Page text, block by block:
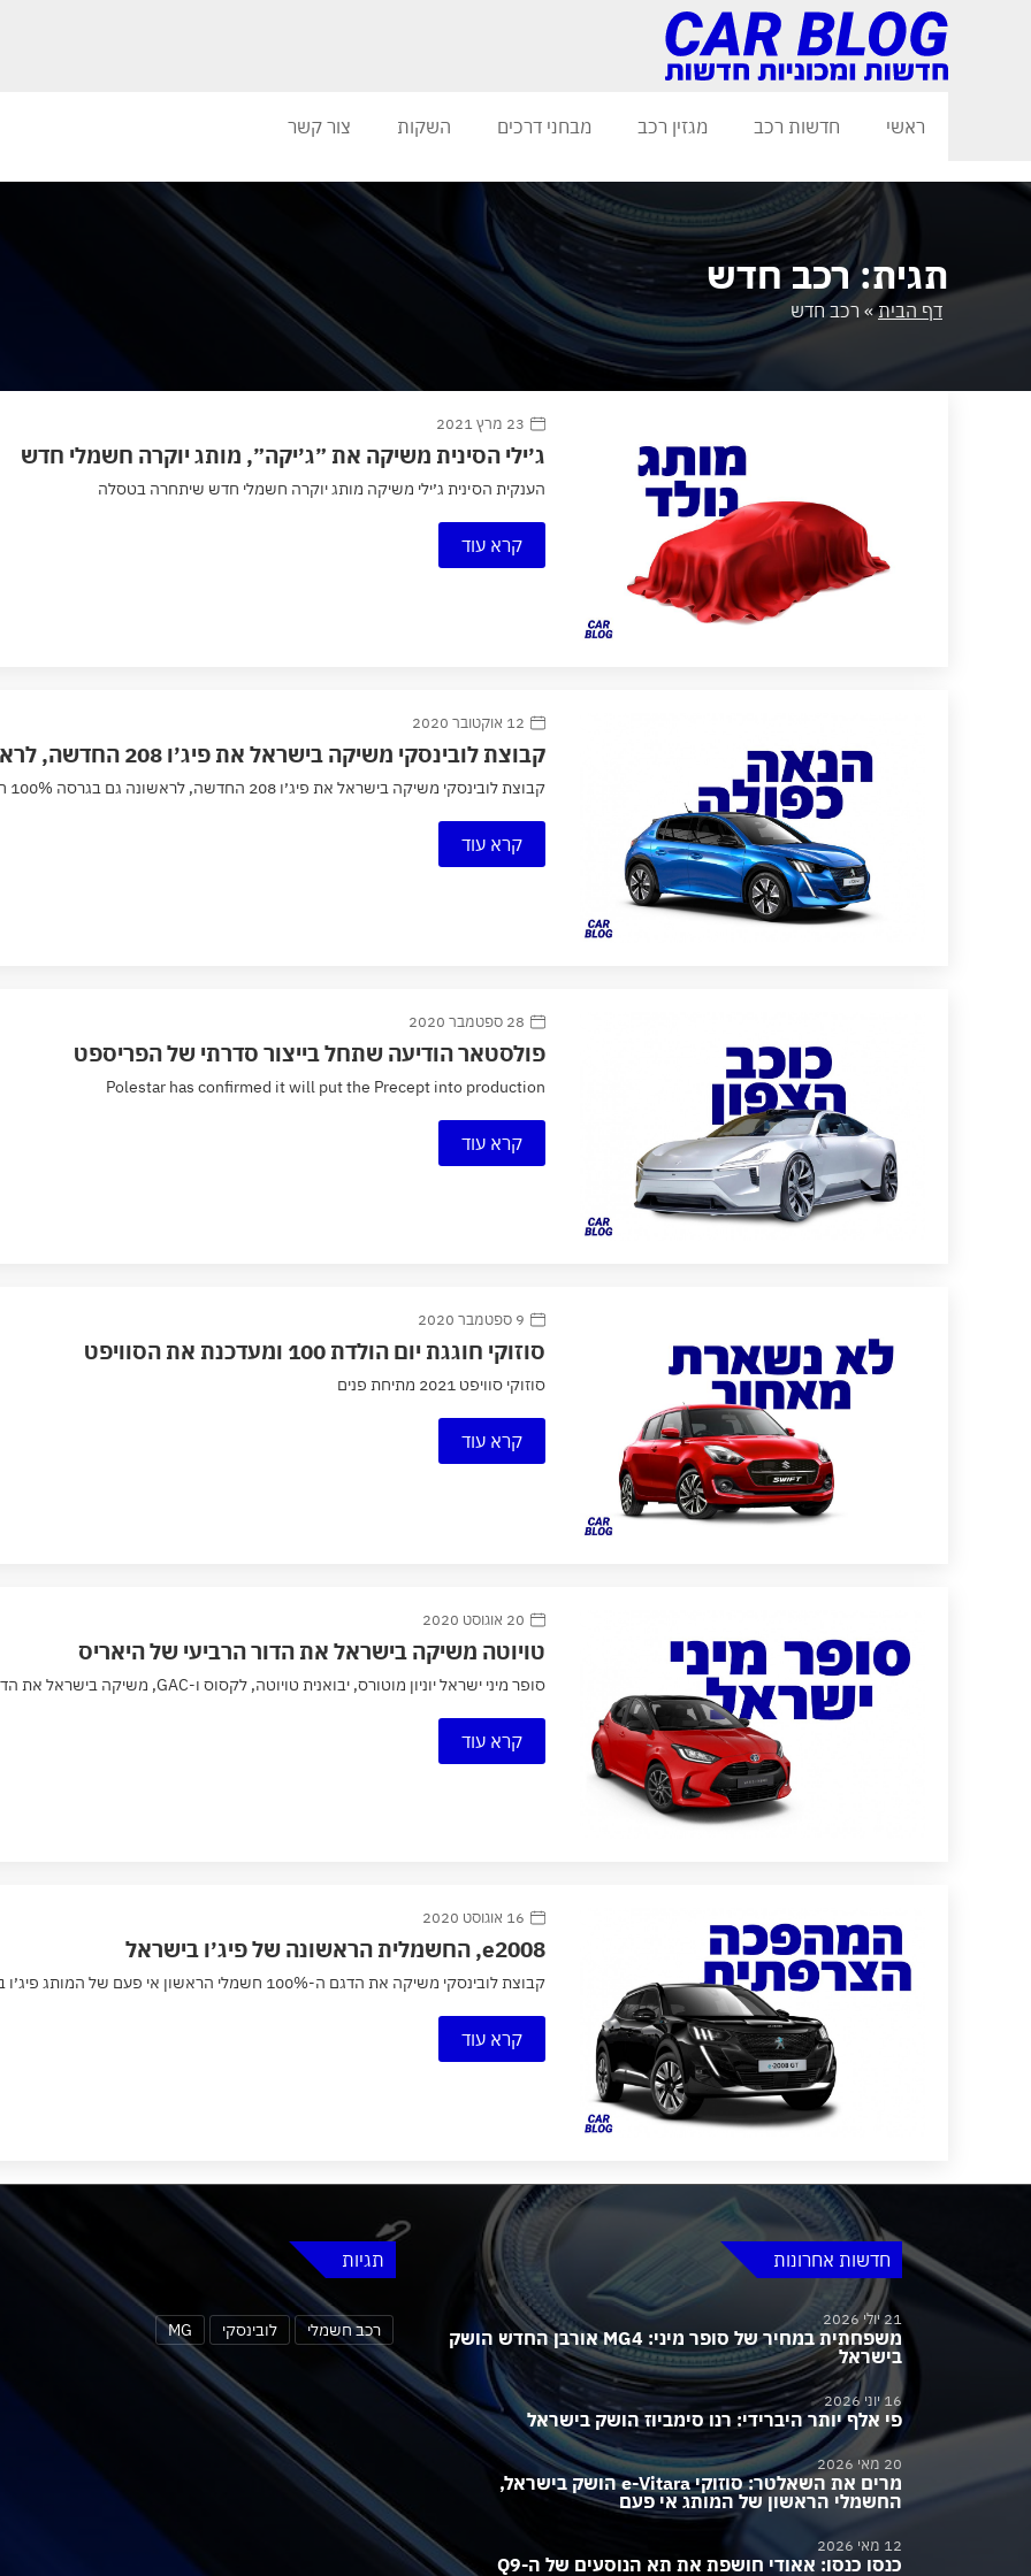
ראשי חדשות רכב מגזין רכב מבחני דרכים השקות צור קשר
תגית: רכב חדש
דף הבית» רכב חדש
23 מרץ 2021
ג׳ילי הסינית משיקה את ״ג׳יקה״, מותג יוקרה חשמלי חדש
הענקית הסינית ג׳ילי משיקה מותג יוקרה חשמלי חדש שיתחרה בטסלה
קרא עוד
12 אוקטובר 2020
קבוצת לובינסקי משיקה בישראל את פיג׳ו 208 החדשה, לראשונה גם בגרסה 100% חשמלית
קבוצת לובינסקי משיקה בישראל את פיג׳ו 208 החדשה, לראשונה גם בגרסה 100% חשמלית
קרא עוד
28 ספטמבר 2020
פולסטאר הודיעה שתחל בייצור סדרתי של הפריספט
Polestar has confirmed it will put the Precept into production
קרא עוד
9 ספטמבר 2020
סוזוקי חוגגת יום הולדת 100 ומעדכנת את הסוויפט
סוזוקי סוויפט 2021 מתיחת פנים
קרא עוד
20 אוגוסט 2020
טויוטה משיקה בישראל את הדור הרביעי של היאריס
סופר מיני ישראל יוניון מוטורס, יבואנית טויוטה, לקסוס ו-GAC, משיקה בישראל את הדור הרביעי של טויוטה יאריס (Toyota Yaris),...
קרא עוד
16 אוגוסט 2020
e2008, החשמלית הראשונה של פיג׳ו בישראל
קבוצת לובינסקי משיקה את הדגם ה-100% חשמלי הראשון אי פעם של המותג פיג׳ו בישראל, ה-e2008, האחות הגדולה של ה-e208...
קרא עוד
חדשות אחרונות
21 יולי 2026
משפחתית במחיר של סופר מיני: MG4 אורבן החדש הושק
בישראל
16 יוני 2026
פי אלף יותר היברידי: רנו סימביוז הושק בישראל
20 מאי 2026
מרים את השאלטר: סוזוקי e-Vitara הושק בישראל,
החשמלי הראשון של המותג אי פעם
12 מאי 2026
כנסו כנסו: אאודי חושפת את תא הנוסעים של ה-Q9
תגיות
רכב חשמלי לובינסקי MG